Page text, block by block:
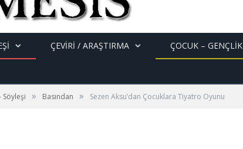
ÇEVİRİ / ARAŞTIRMA ÇOCUK – GENÇLIK
Söyleşi » Basından » Sezen Aksu’dan Çocuklara Tiyatro Oyunu